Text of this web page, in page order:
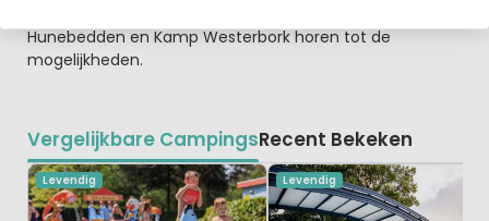
Hunebedden en Kamp Westerbork horen tot de
mogelijkheden.
Vergelijkbare CampingsRecent Bekeken
Levendig Levendig